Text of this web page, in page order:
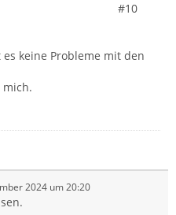
#10
keine Probleme mit den
2024 um 20:20